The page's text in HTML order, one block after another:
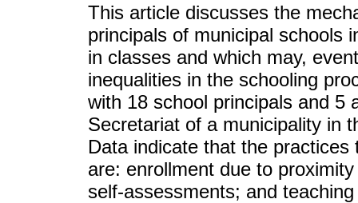
This article discusses the
principals of municipal schools
in classes and which may,
inequalities in the schooling
with 18 school principals and 5
Secretariat of a municipality in
Data indicate that the
are: enrollment due to
self-assessments; and